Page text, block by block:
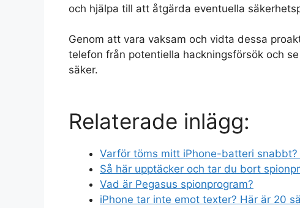
och hjälpa till att åtgärda eventuella
Genom att vara vaksam och vidta dessa
telefon från potentiella hackningsförsök och
säker.
Relaterade inlägg:
Varför töms mitt iPhone-batteri
Så här upptäcker och tar du bort
Vad är Pegasus spionprogram?
iPhone tar inte emot texter? Här är 20